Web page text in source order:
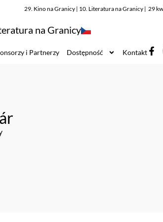
29. Kino na Granicy | 10. Literatura na Granicy | 29
na Granicy
i Partnerzy Dostępność Kontakt